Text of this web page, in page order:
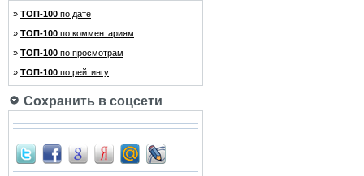
» ТОП-100 по дате
» ТОП-100 по комментариям
» ТОП-100 по просмотрам
» ТОП-100 по рейтингу
Сохранить в соцсети